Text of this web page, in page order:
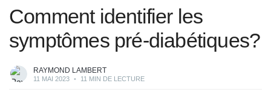
Comment identifier les
symptômes pré-diabétiques?
RAYMOND LAMBERT
11 MAI 2023 • 11 MIN DE LECTURE